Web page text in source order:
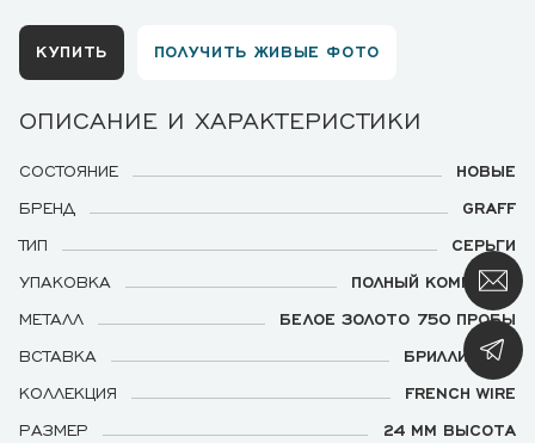
КУПИТЬ ПОЛУЧИТЬ ЖИВЫЕ ФОТО
ОПИСАНИЕ И ХАРАКТЕРИСТИКИ
СОСТОЯНИЕ
НОВЫЕ
БРЕНД
GRAFF
ТИП
СЕРЬГИ
УПАКОВКА
ПОЛНЫЙ КОМПЛЕКТ
МЕТАЛЛ
БЕЛОЕ ЗОЛОТО 750 ПРОБЫ
ВСТАВКА
БРИЛЛИАНТЫ
КОЛЛЕКЦИЯ
FRENCH WIRE
РАЗМЕР
24 ММ ВЫСОТА